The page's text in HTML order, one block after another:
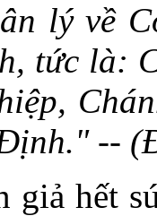
lý về
tức là:
--
giả hết